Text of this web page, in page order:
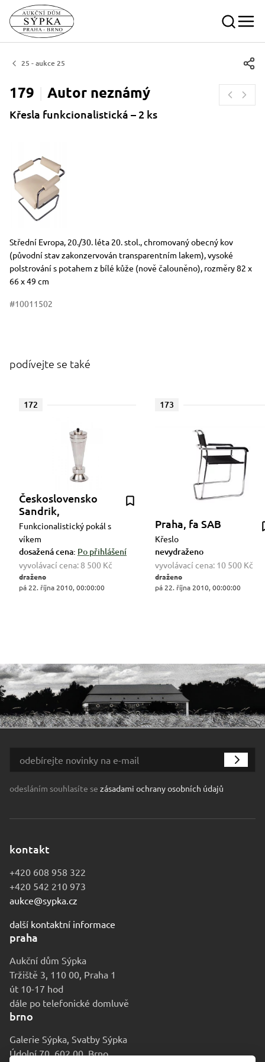
25 - aukce 25
179 Autor neznámý
Křesla funkcionalistická – 2 ks
Rozměry
Stručný popis předmětu
Střední Evropa, 20./30. léta 20. stol., chromovaný obecný kov
(původní stav zakonzervován transparentním lakem), vysoké
polstrování s potahem z bílé kůže (nově čalouněno), rozměry 82 x
66 x 49 cm
#10011502
podívejte se také
172
Československo
Sandrik,
Funkcionalistický pokál s
víkem
dosažená cena: Po přihlášení
vyvolávací cena: 8 500 Kč
draženo
pá 22. října 2010, 00:00:00
173
Praha, fa SAB
Křeslo
nevydraženo
vyvolávací cena: 10 500 Kč
draženo
pá 22. října 2010, 00:00:00
odesláním souhlasíte se zásadami ochrany osobních údajů
kontakt
+420 608 958 322
+420 542 210 973
aukce@sypka.cz
další kontaktní informace
praha
Aukční dům Sýpka
Tržiště 3, 110 00, Praha 1
út 10-17 hod
dále po telefonické domluvě
brno
Galerie Sýpka, Svatby Sýpka
Údolní 70, 602 00, Brno